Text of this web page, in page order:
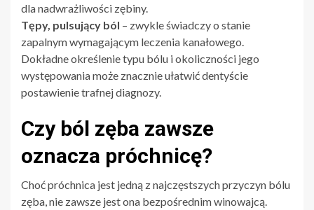
dla nadwrażliwości zębiny.
Tępy, pulsujący ból – zwykle świadczy o stanie
zapalnym wymagającym leczenia kanałowego.
Dokładne określenie typu bólu i okoliczności jego
występowania może znacznie ułatwić dentyście
postawienie trafnej diagnozy.
Czy ból zęba zawsze
oznacza próchnicę?
Choć próchnica jest jedną z najczęstszych przyczyn bólu
zęba, nie zawsze jest ona bezpośrednim winowajcą.